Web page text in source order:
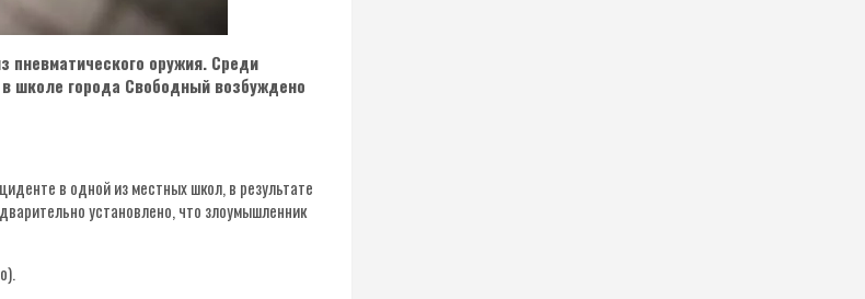
пневматического оружия. Среди
школе города Свободный возбуждено
в одной из местных школ, в результате
установлено, что злоумышленник